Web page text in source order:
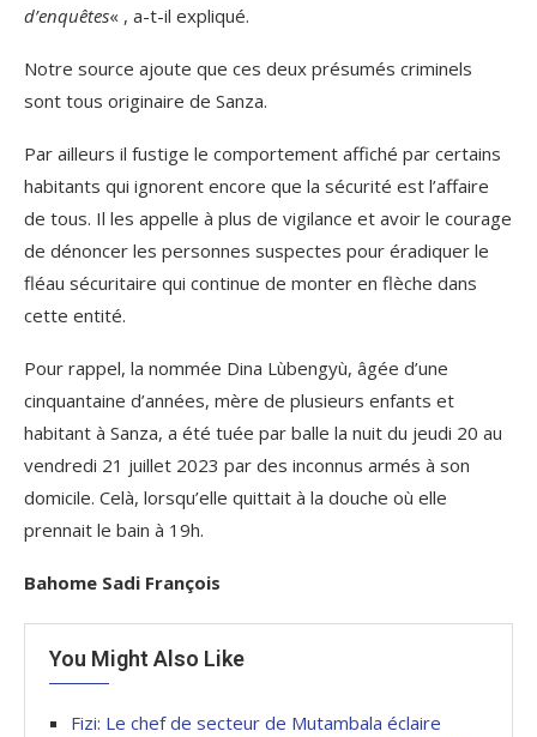
d’enquêtes« , a-t-il expliqué.
Notre source ajoute que ces deux présumés criminels
sont tous originaire de Sanza.
Par ailleurs il fustige le comportement affiché par certains
habitants qui ignorent encore que la sécurité est l’affaire
de tous. Il les appelle à plus de vigilance et avoir le courage
de dénoncer les personnes suspectes pour éradiquer le
fléau sécuritaire qui continue de monter en flèche dans
cette entité.
Pour rappel, la nommée Dina Lùbengyù, âgée d’une
cinquantaine d’années, mère de plusieurs enfants et
habitant à Sanza, a été tuée par balle la nuit du jeudi 20 au
vendredi 21 juillet 2023 par des inconnus armés à son
domicile. Celà, lorsqu’elle quittait à la douche où elle
prennait le bain à 19h.
Bahome Sadi François
You Might Also Like
Fizi: Le chef de secteur de Mutambala éclaire